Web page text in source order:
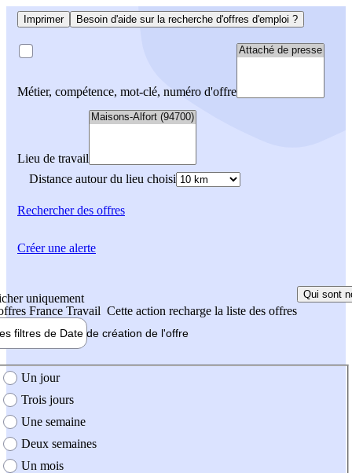
Imprimer Besoin d'aide sur la recherche d'offres d'emploi ?
Métier, compétence, mot-clé, numéro d'offre
Lieu de travail
Distance autour du lieu choisi
Rechercherdes offres
uniquement
France Travail Cette action recharge la liste des offres
Qui sont
filtres de Date de création de l'offre
création de l'offre
Un jour
Trois jours
Une semaine
Deux semaines
Un mois
Créer une alerte